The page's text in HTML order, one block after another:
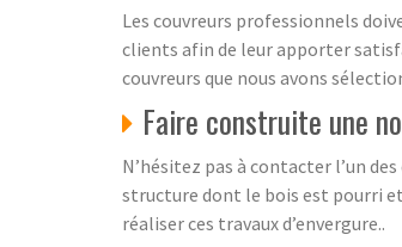
Les couvreurs professionnels
clients afin de leur apporter
couvreurs que nous avons
Faire construite une
N’hésitez pas à contacter l’un
structure dont le bois est pourri
réaliser ces travaux d’envergure..